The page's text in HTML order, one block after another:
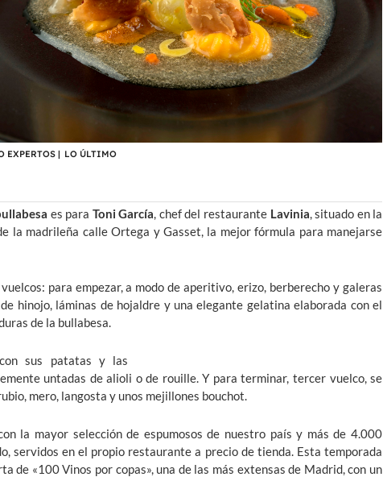
EXPERTOS | LO ÚLTIMO
es para Toni García, chef del restaurante Lavinia, situado en la
la madrileña calle Ortega y Gasset, la mejor fórmula para manejarse
para empezar, a modo de aperitivo, erizo, berberecho y galeras
hinojo, láminas de hojaldre y una elegante gelatina elaborada con el
de la bullabesa.
sus patatas y las
untadas de alioli o de rouille. Y para terminar, tercer vuelco, se
mero, langosta y unos mejillones bouchot.
la mayor selección de espumosos de nuestro país y más de 4.000
servidos en el propio restaurante a precio de tienda. Esta temporada
de «100 Vinos por copas», una de las más extensas de Madrid, con un